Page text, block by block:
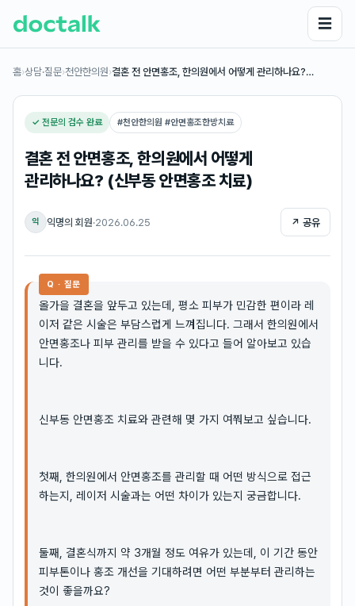
☰
홈›상담·질문›천안한의원›결혼 전 안면홍조, 한의원에서 어떻게 관리하나요?…
✓ 전문의 검수 완료 #천안한의원 #안면홍조한방치료
결혼 전 안면홍조, 한의원에서 어떻게
관리하나요? (신부동 안면홍조 치료)
익 익명의 회원·2026.06.25 ↗ 공유
Q · 질문
올가을 결혼을 앞두고 있는데, 평소 피부가 민감한 편이라 레
이저 같은 시술은 부담스럽게 느껴집니다. 그래서 한의원에서
안면홍조나 피부 관리를 받을 수 있다고 들어 알아보고 있습
니다.
신부동 안면홍조 치료와 관련해 몇 가지 여쭤보고 싶습니다.
첫째, 한의원에서 안면홍조를 관리할 때 어떤 방식으로 접근
하는지, 레이저 시술과는 어떤 차이가 있는지 궁금합니다.
둘째, 결혼식까지 약 3개월 정도 여유가 있는데, 이 기간 동안
피부톤이나 홍조 개선을 기대하려면 어떤 부분부터 관리하는
것이 좋을까요?